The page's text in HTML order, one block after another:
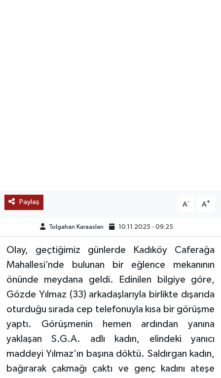
Paylaş A- A+
Tolgahan Karaaslan 10.11.2025 - 09:25
Olay, geçtiğimiz günlerde Kadıköy Caferağa
Mahallesi’nde bulunan bir eğlence mekanının
önünde meydana geldi. Edinilen bilgiye göre,
Gözde Yılmaz (33) arkadaşlarıyla birlikte dışarıda
oturduğu sırada cep telefonuyla kısa bir görüşme
yaptı. Görüşmenin hemen ardından yanına
yaklaşan S.G.A. adlı kadın, elindeki yanıcı
maddeyi Yılmaz’ın başına döktü. Saldırgan kadın,
bağırarak çakmağı çaktı ve genç kadını ateşe
TEKNOLOJİ